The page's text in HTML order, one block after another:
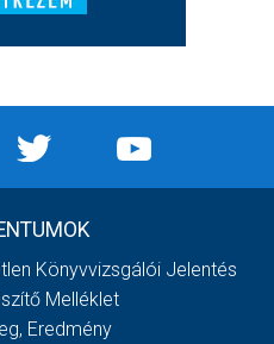
Könyvvizsgálói Jelentés
Melléklet
Eredmény